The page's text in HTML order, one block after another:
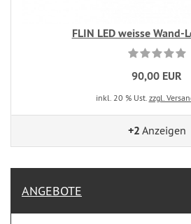
FLIN LED weisse Wand-
90,00 EUR
inkl. 20 % Ust. zzgl.
+2 Anzeigen
ANGEBOTE